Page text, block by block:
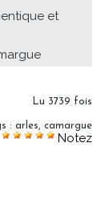
et
Lu 3739 fois
: arles, camargue
Notez